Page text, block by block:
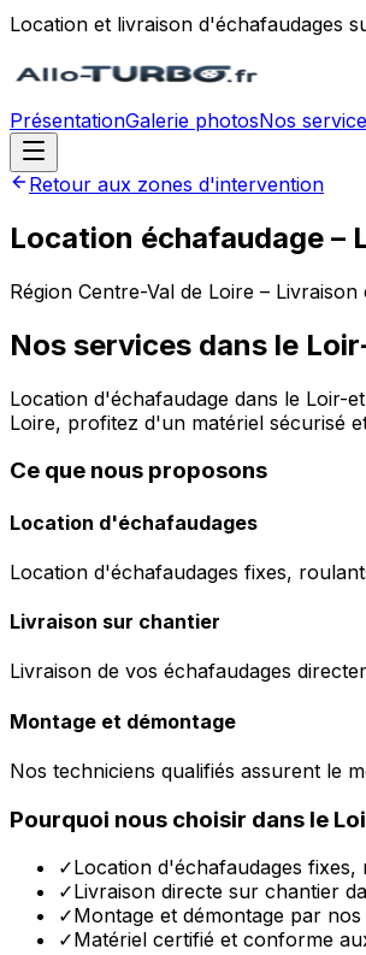
Location et livraison d'échafaudages
PrésentationGalerie photosNos
Retour aux zones d'intervention
Location échafaudage –
Région Centre-Val de Loire –
Nos services dans le
Location d'échafaudage dans le Loir-
Loire, profitez d'un matériel sécurisé
Ce que nous proposons
Location d'échafaudages
Location d'échafaudages fixes,
Livraison sur chantier
Livraison de vos échafaudages
Montage et démontage
Nos techniciens qualifiés assurent le
Pourquoi nous choisir dans le
✓Location d'échafaudages
✓Livraison directe sur chantier
✓Montage et démontage par
✓Matériel certifié et conforme